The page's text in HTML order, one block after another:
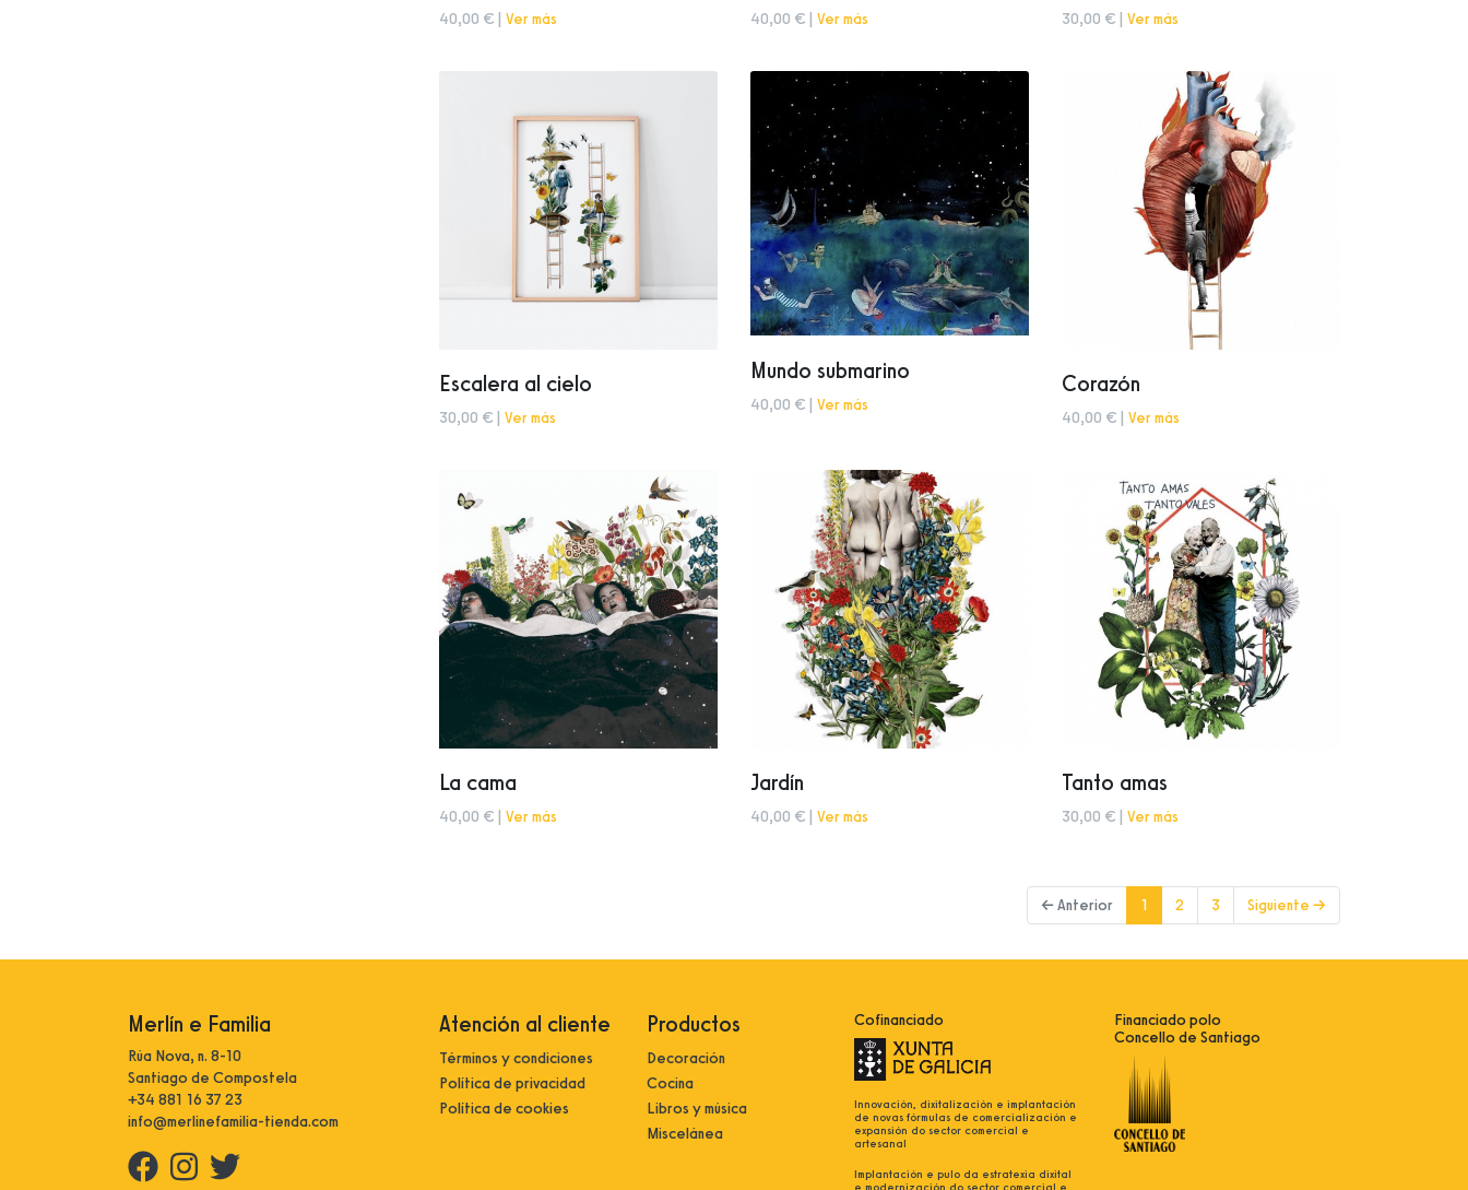
40,00 € | Ver más 40,00 € | Ver más 30,00 € | Ver más
Escalera al cielo
30,00 € | Ver más
Mundo submarino
40,00 € | Ver más
Corazón
40,00 € | Ver más
La cama
40,00 € | Ver más
Jardín
40,00 € | Ver más
Tanto amas
30,00 € | Ver más
← Anterior 1 (current)
2 3 Siguiente →
Merlín e Familia
Rúa Nova, n. 8-10
Santiago de Compostela
+34 881 16 37 23
info@merlinefamilia-tienda.com
Atención al cliente
Términos y condiciones
Política de privacidad
Política de cookies
Productos
Decoración
Cocina
Libros y música
Miscelánea
Cofinanciado
Innovación, dixitalización e implantación
de novas fórmulas de comercialización e
expansión do sector comercial e
artesanal
Implantación e pulo da estratexia dixital
Financiado polo
Concello de Santiago